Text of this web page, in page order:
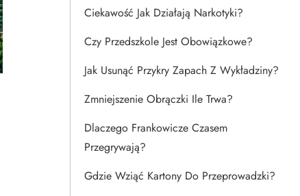
Ciekawość Jak Działają Narkotyki?
Czy Przedszkole Jest Obowiązkowe?
Jak Usunąć Przykry Zapach Z Wykładziny?
Zmniejszenie Obrączki Ile Trwa?
Dlaczego Frankowicze Czasem
Przegrywają?
Gdzie Wziąć Kartony Do Przeprowadzki?